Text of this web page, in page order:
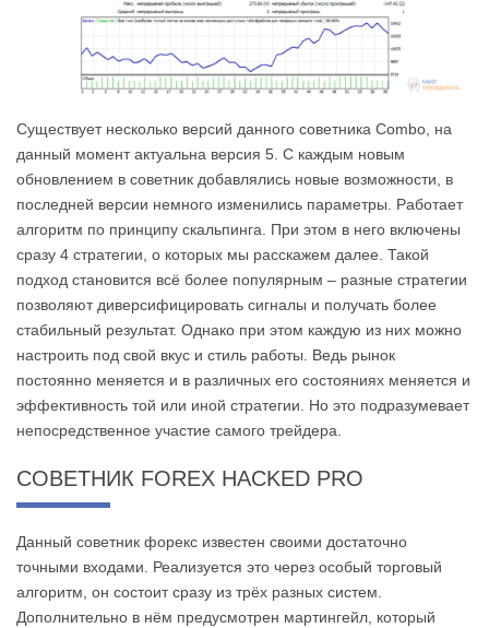
Существует несколько версий данного советника Combo, на
данный момент актуальна версия 5. С каждым новым
обновлением в советник добавлялись новые возможности, в
последней версии немного изменились параметры. Работает
алгоритм по принципу скальпинга. При этом в него включены
сразу 4 стратегии, о которых мы расскажем далее. Такой
подход становится всё более популярным – разные стратегии
позволяют диверсифицировать сигналы и получать более
стабильный результат. Однако при этом каждую из них можно
настроить под свой вкус и стиль работы. Ведь рынок
постоянно меняется и в различных его состояниях меняется и
эффективность той или иной стратегии. Но это подразумевает
непосредственное участие самого трейдера.
СОВЕТНИК FOREX HACKED PRO
Данный советник форекс известен своими достаточно
точными входами. Реализуется это через особый торговый
алгоритм, он состоит сразу из трёх разных систем.
Дополнительно в нём предусмотрен мартингейл, который